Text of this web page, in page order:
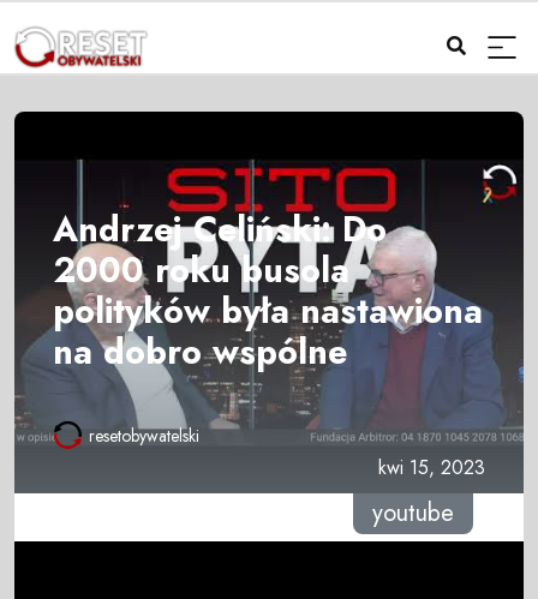
Andrzej Celiński: Do
2000 roku busola
polityków była nastawiona
na dobro wspólne
resetobywatelski
kwi 15, 2023
youtube